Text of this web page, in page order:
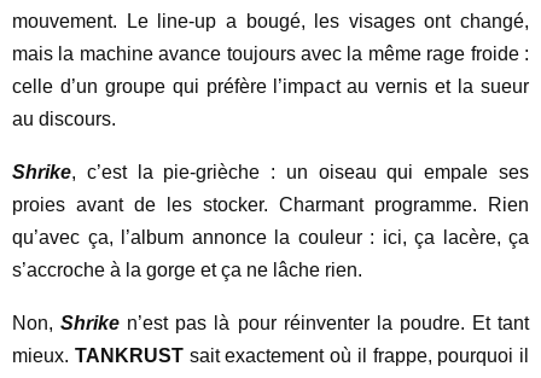
mouvement. Le line-up a bougé, les visages ont changé,
mais la machine avance toujours avec la même rage froide :
celle d’un groupe qui préfère l’impact au vernis et la sueur
au discours.
Shrike, c’est la pie-grièche : un oiseau qui empale ses
proies avant de les stocker. Charmant programme. Rien
qu’avec ça, l’album annonce la couleur : ici, ça lacère, ça
s’accroche à la gorge et ça ne lâche rien.
Non,Shrike n’est pas là pour réinventer la poudre. Et tant
mieux. TANKRUSTsait exactement où il frappe, pourquoi il